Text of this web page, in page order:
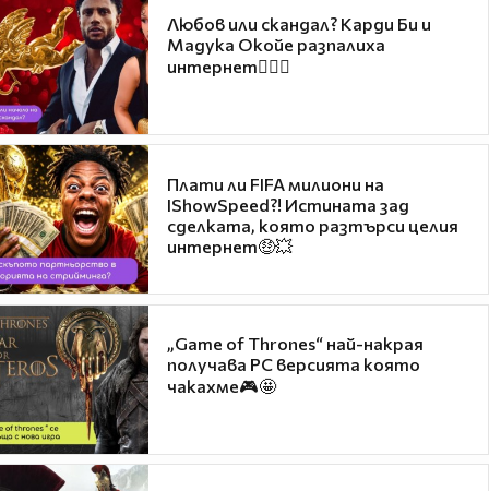
Любов или скандал? Карди Би и
Мадука Окойе разпалиха
интернет❤️‍🔥🔥
Плати ли FIFA милиони на
IShowSpeed?! Истината зад
сделката, която разтърси целия
интернет🤑💥
„Game of Thrones“ най-накрая
получава PC версията която
чакахме🎮🤩